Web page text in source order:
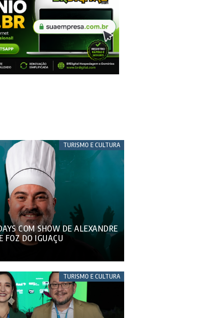
TURISMO E CULTURA
COM SHOW DE ALEXANDRE
FOZ DO IGUAÇU
TURISMO E CULTURA